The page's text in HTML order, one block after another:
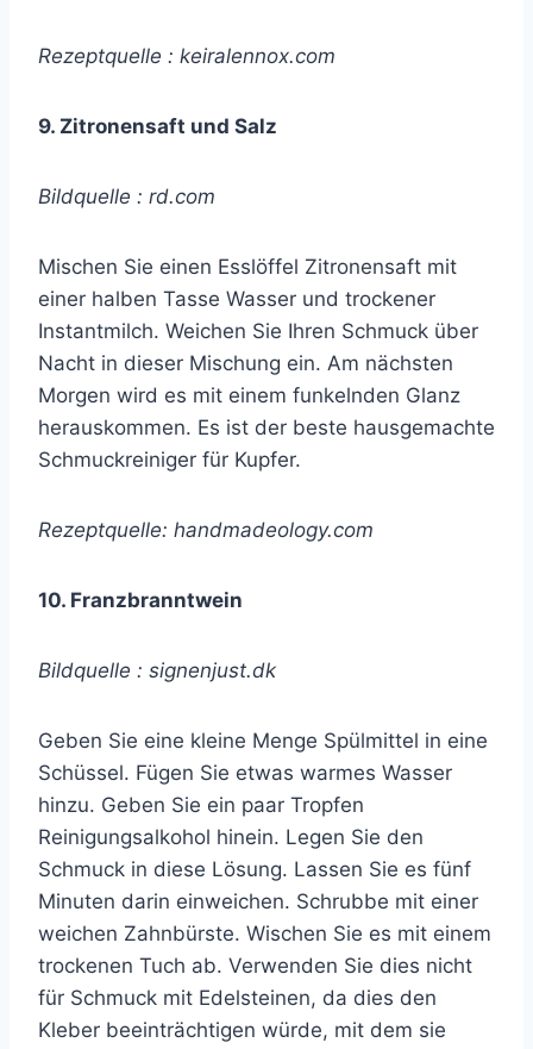
Rezeptquelle : keiralennox.com
9. Zitronensaft und Salz
Bildquelle : rd.com
Mischen Sie einen Esslöffel Zitronensaft mit
einer halben Tasse Wasser und trockener
Instantmilch. Weichen Sie Ihren Schmuck über
Nacht in dieser Mischung ein. Am nächsten
Morgen wird es mit einem funkelnden Glanz
herauskommen. Es ist der beste hausgemachte
Schmuckreiniger für Kupfer.
Rezeptquelle: handmadeology.com
10. Franzbranntwein
Bildquelle : signenjust.dk
Geben Sie eine kleine Menge Spülmittel in eine
Schüssel. Fügen Sie etwas warmes Wasser
hinzu. Geben Sie ein paar Tropfen
Reinigungsalkohol hinein. Legen Sie den
Schmuck in diese Lösung. Lassen Sie es fünf
Minuten darin einweichen. Schrubbe mit einer
weichen Zahnbürste. Wischen Sie es mit einem
trockenen Tuch ab. Verwenden Sie dies nicht
für Schmuck mit Edelsteinen, da dies den
Kleber beeinträchtigen würde, mit dem sie